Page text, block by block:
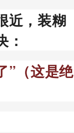
近，装糊
”（这是绝